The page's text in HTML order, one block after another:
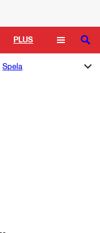
PLUS SÖK
Spela